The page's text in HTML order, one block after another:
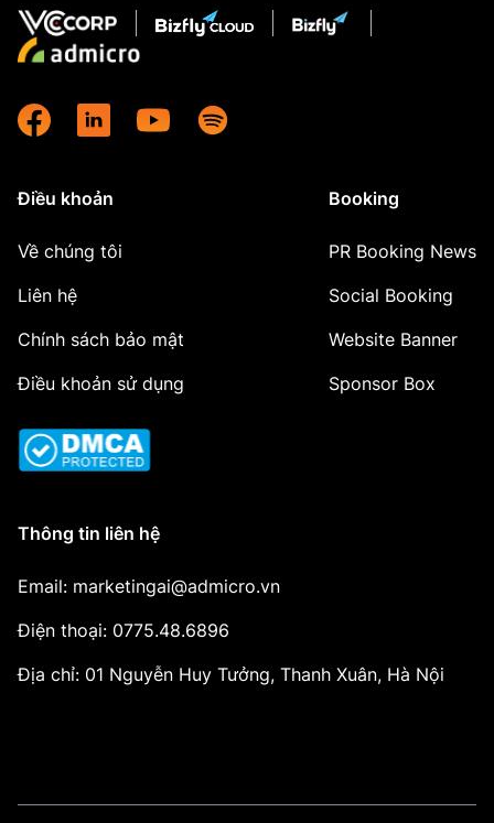
Điều khoản
Về chúng tôi
Liên hệ
Chính sách bảo mật
Điều khoản sử dụng
Booking
PR Booking News
Social Booking
Website Banner
Sponsor Box
Thông tin liên hệ
Email: marketingai@admicro.vn
Điện thoại: 0775.48.6896
Địa chỉ: 01 Nguyễn Huy Tưởng, Thanh Xuân, Hà Nội